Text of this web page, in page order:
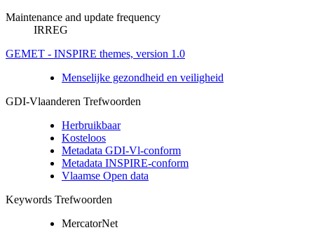
Maintenance and update frequency
IRREG
GEMET - INSPIRE themes, version 1.0
Menselijke gezondheid en veiligheid
GDI-Vlaanderen Trefwoorden
Herbruikbaar
Kosteloos
Metadata GDI-Vl-conform
Metadata INSPIRE-conform
Vlaamse Open data
Keywords Trefwoorden
MercatorNet